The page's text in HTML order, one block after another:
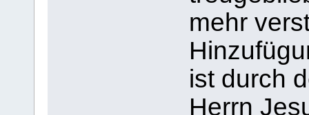
mehr
ist durch
Herrn